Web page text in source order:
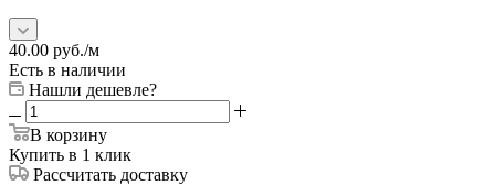
40.00 руб./м
Есть в наличии
Нашли дешевле?
В корзину
Купить в 1 клик
Рассчитать доставку